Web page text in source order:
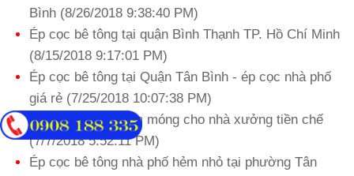
Bình (8/26/2018 9:38:40 PM)
Ép cọc bê tông tại quận Bình Thạnh TP. Hồ Chí Minh
(8/15/2018 9:17:01 PM)
Ép cọc bê tông tại Quận Tân Bình - ép cọc nhà phố
giá rẻ (7/25/2018 10:07:38 PM)
Ép cọc bê tông làm móng cho nhà xưởng tiền chế
(7/7/2018 5:52:11 PM)
Ép cọc bê tông nhà phố hẻm nhỏ tại phường Tân